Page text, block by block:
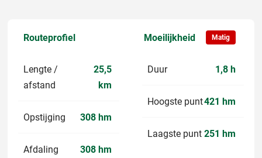
Routeprofiel Moeilijkheid Matig
Lengte /
afstand
25,5
km
Opstijging 308 hm
Afdaling 308 hm
Duur 1,8 h
Hoogste punt421 hm
Laagste punt 251 hm